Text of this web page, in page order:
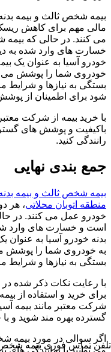
بیمه شخص ثالث و بیمه
مالی مهم برای کاهش
می کنند. در حالی که
خسارت های وارد شده به
خودرو آسیا به عنوان یک
خودروی شما را پوشش می
بستگی به نیازها و شرایط
شود برای اطمینان از
با خرید بیمه از شرکت
باکیفیت و پوشش های
رانندگی کنید.
جمع بندی نهایی
بیمه شخص ثالث و بیمه بدنه
منطقه اتوبان محلاتی، هر
خودرو عمل می کنند. در
است و خسارت های وارد
بدنه خودرو آسیا به
به خودروی شما را پوشش
بستگی به نیازها و شرایط
با رعایت نکات ذکر شده در
برای خرید و استفاده از
شرکت معتبر مانند بیمه
گسترده بهره مند شوید و
اگر سوالی در مورد بیمه
می توانید با نمایندگی های
تلفن تماس فوریبیمه شخص